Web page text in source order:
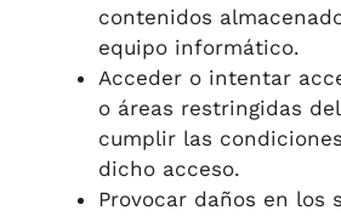
contenidos
equipo informático.
Acceder o intentar
o áreas restringidas
cumplir las
dicho acceso.
Provocar daños en los